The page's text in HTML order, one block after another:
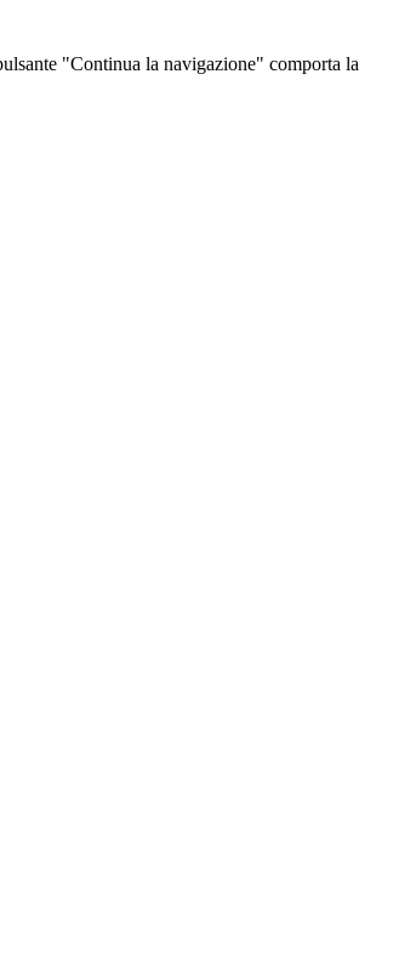
"Continua la navigazione" comporta la